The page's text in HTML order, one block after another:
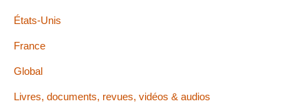
États-Unis
France
Global
Livres, documents, revues, vidéos & audios